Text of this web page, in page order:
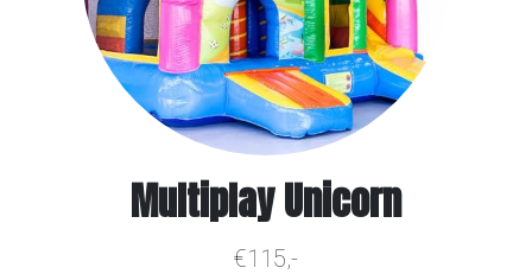
Multiplay Unicorn
€115,-